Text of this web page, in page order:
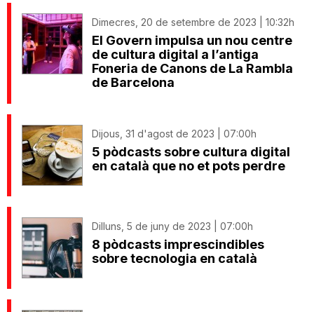
Dimecres, 20 de setembre de 2023 | 10:32h
El Govern impulsa un nou centre
de cultura digital a l’antiga
Foneria de Canons de La Rambla
de Barcelona
Dijous, 31 d'agost de 2023 | 07:00h
5 pòdcasts sobre cultura digital
en català que no et pots perdre
Dilluns, 5 de juny de 2023 | 07:00h
8 pòdcasts imprescindibles
sobre tecnologia en català